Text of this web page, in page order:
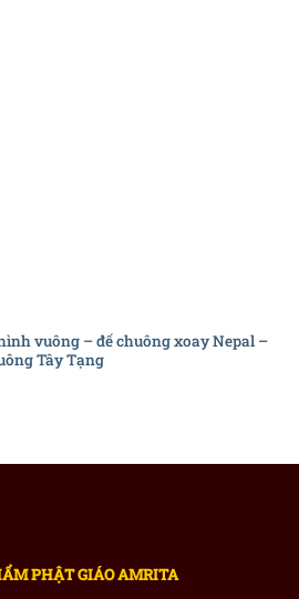
vuông – đế chuông xoay Nepal –
Tây Tạng
PHẬT GIÁO AMRITA